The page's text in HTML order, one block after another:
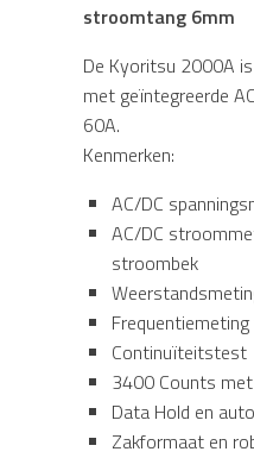
stroomtang 6mm
De Kyoritsu 2000A
met geïntegreerde
60A.
Kenmerken:
AC/DC
AC/DC
stroombek
Continuïteitstest
3400 Counts
Data Hold en
Zakformaat en